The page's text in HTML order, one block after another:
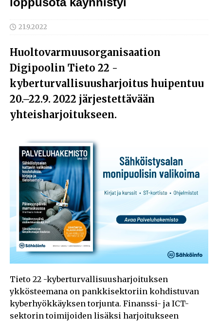
21.9.2022
Huoltovarmuusorganisaation
Digipoolin Tieto 22 -
kyberturvallisuusharjoitus huipentuu
20.–22.9. 2022 järjestettävään
yhteisharjoitukseen.
Tieto 22 -kyberturvallisuusharjoituksen
ykkösteemana on pankkisektoriin kohdistuvan
kyberhyökkäyksen torjunta. Finanssi- ja ICT-
sektorin toimijoiden lisäksi harjoitukseen